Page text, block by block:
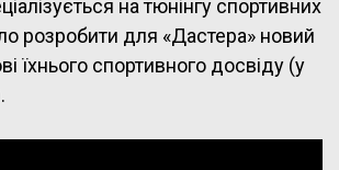
на тюнінгу спортивних
розробити для «Дастера» новий
їхнього спортивного досвіду (у